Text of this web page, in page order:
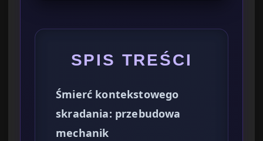
SPIS TREŚCI
Śmierć kontekstowego
skradania: przebudowa
mechanik